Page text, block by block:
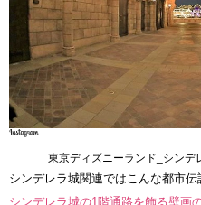
東京ディズニーランド_シンデ
シンデレラ城関連ではこんな都市伝
シンデレラ城の1階通路を飾る壁画